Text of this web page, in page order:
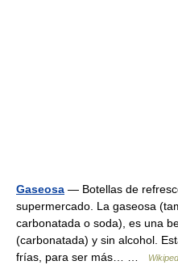
Gaseosa — Botellas de
supermercado. La gaseosa
carbonatada o soda), es una
(carbonatada) y sin alcohol.
frías, para ser más… …